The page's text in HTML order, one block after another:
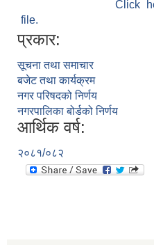
Click
file.
प्रकार:
सूचना तथा समाचार
बजेट तथा कार्यक्रम
नगर परिषदको निर्णय
नगरपालिका बोर्डको निर्णय
आर्थिक वर्ष:
२०८१/०८२